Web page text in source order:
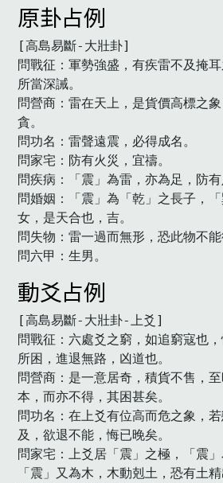
原卦占例
[高島易斷-大壯卦]
問戰征：軍勢強盛，有疾雷不及掩
所當深誡。
問營商：雷在天上，是貨價高標之
貪。
問功名：雷聲遠震，必得成名。
問家宅：防有火災，宜禱。
問疾病：「震」為雷，亦為足，防有
問婚姻：「震」為「乾」之長子，
女，是天合也，吉。
問失物：雷一過而無形，恐此物不能
問六甲：生男。
動爻占例
[高島易斷-大壯卦-上爻]
問戰征：六處爻之窮，如追窮寇也
所困，進退無路，凶道也。
問營商：是一意居奇，積貨不售，
本，而亦不得，其困甚矣。
問功名：在上爻有位高而危之象，
及，欲退不能，悔已晚矣。
問家宅：上爻居「震」之極，「震
「震」又為木，木動剋土，恐有土